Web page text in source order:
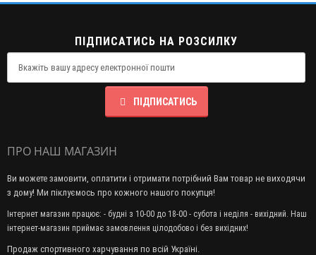
ПІДПИСАТИСЬ НА РОЗСИЛКУ
ПІДПИСАТИСЬ
ПРО НАШ МАГАЗИН
Ви можете замовити, оплатити і отримати потрібний Вам товар не виходячи
з дому! Ми піклуємось про кожного нашого покупця!
Інтернет магазин працює: - будні з 10-00 до 18-00 - субота і неділя - вихідний. Наш
інтернет-магазин приймає замовлення цілодобово і без вихідних!
Продаж спортивного харчування по всій Україні.